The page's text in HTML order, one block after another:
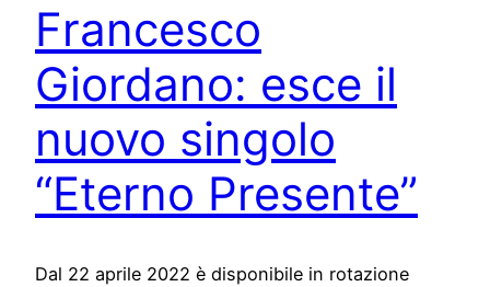
Francesco
Giordano: esce il
nuovo singolo
“Eterno Presente”
Dal 22 aprile 2022 è disponibile in rotazione